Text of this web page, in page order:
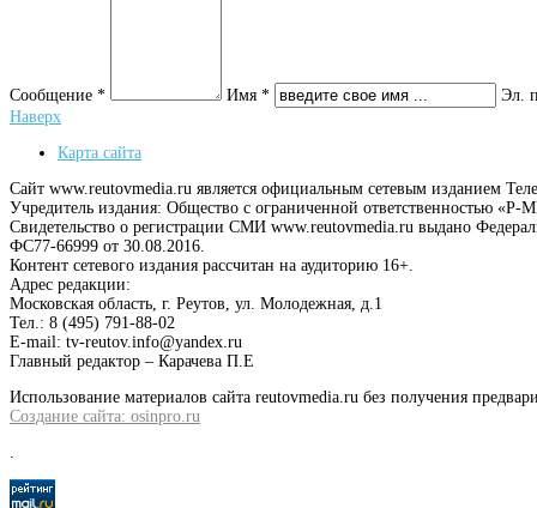
Сообщение * Имя *
Эл.
Наверх
Карта сайта
Сайт www.reutovmedia.ru является официальным сетевым изданием
Учредитель издания: Общество с ограниченной ответственностью
Свидетельство о регистрации СМИ www.reutovmedia.ru выдано
ФС77-66999 от 30.08.2016.
Контент сетевого издания рассчитан на аудиторию 16+.
Адрес редакции:
Московская область, г. Реутов, ул. Молодежная, д.1
Тел.: 8 (495) 791-88-02
E-mail: tv-reutov.info@yandex.ru
Главный редактор – Карачева П.Е
Использование материалов сайта reutovmedia.ru без получения
Создание сайта: osinpro.ru